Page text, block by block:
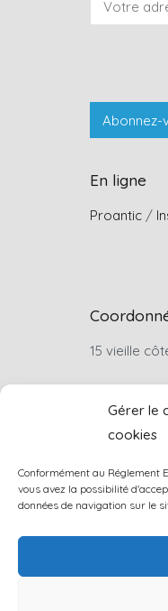
Gérer le
cookies
Conformément au Réglement
vous avez la possibilité
données de navigation sur le
En ligne
Proantic /
15 vieille
Sur
+33(0)6 07
Contactez-